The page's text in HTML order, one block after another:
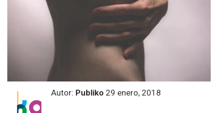
Autor: Publiko 29 enero, 2018